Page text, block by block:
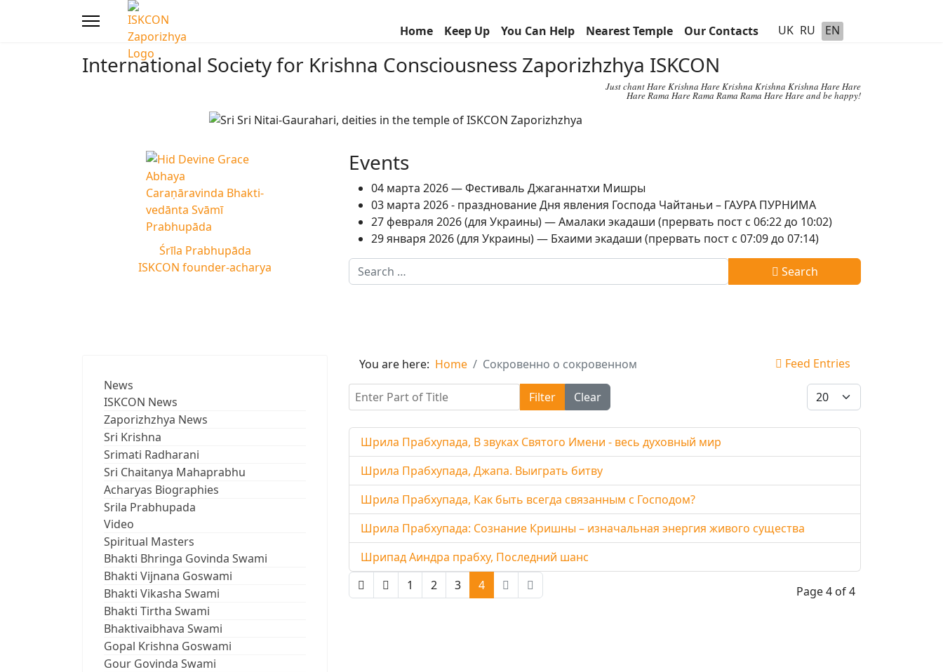
Home Keep Up You Can Help Nearest Temple Our Contacts UK RU EN
International Society for Krishna Consciousness Zaporizhzhya ISKCON
Just chant Hare Krishna Hare Krishna Krishna Krishna Hare Hare
Hare Rama Hare Rama Rama Rama Hare Hare and be happy!
Śrīla Prabhupāda
ISKCON founder-acharya
Events
04 марта 2026 — Фестиваль Джаганнатхи Мишры
03 марта 2026 - празднование Дня явления Господа Чайтаньи – ГАУРА ПУРНИМА
27 февраля 2026 (для Украины) — Амалаки экадаши (прервать пост с 06:22 до 10:02)
29 января 2026 (для Украины) — Бхаими экадаши (прервать пост с 07:09 до 07:14)
Search
Search
News
ISKCON News
Zaporizhzhya News
Sri Krishna
Srimati Radharani
Sri Chaitanya Mahaprabhu
Acharyas Biographies
Srila Prabhupada
Video
Spiritual Masters
Bhakti Bhringa Govinda Swami
Bhakti Vijnana Goswami
Bhakti Vikasha Swami
Bhakti Tirtha Swami
Bhaktivaibhava Swami
Gopal Krishna Goswami
Gour Govinda Swami
You are here: Home Сокровенно о сокровенном
Feed Entries
Enter Part of Title
Filter Clear Display #
Шрила Прабхупада, В звуках Святого Имени - весь духовный мир
Шрила Прабхупада, Джапа. Выиграть битву
Шрила Прабхупада, Как быть всегда связанным с Господом?
Шрила Прабхупада: Сознание Кришны – изначальная энергия живого существа
Шрипад Аиндра прабху, Последний шанс
Page 4 of 4
1 2 3 4